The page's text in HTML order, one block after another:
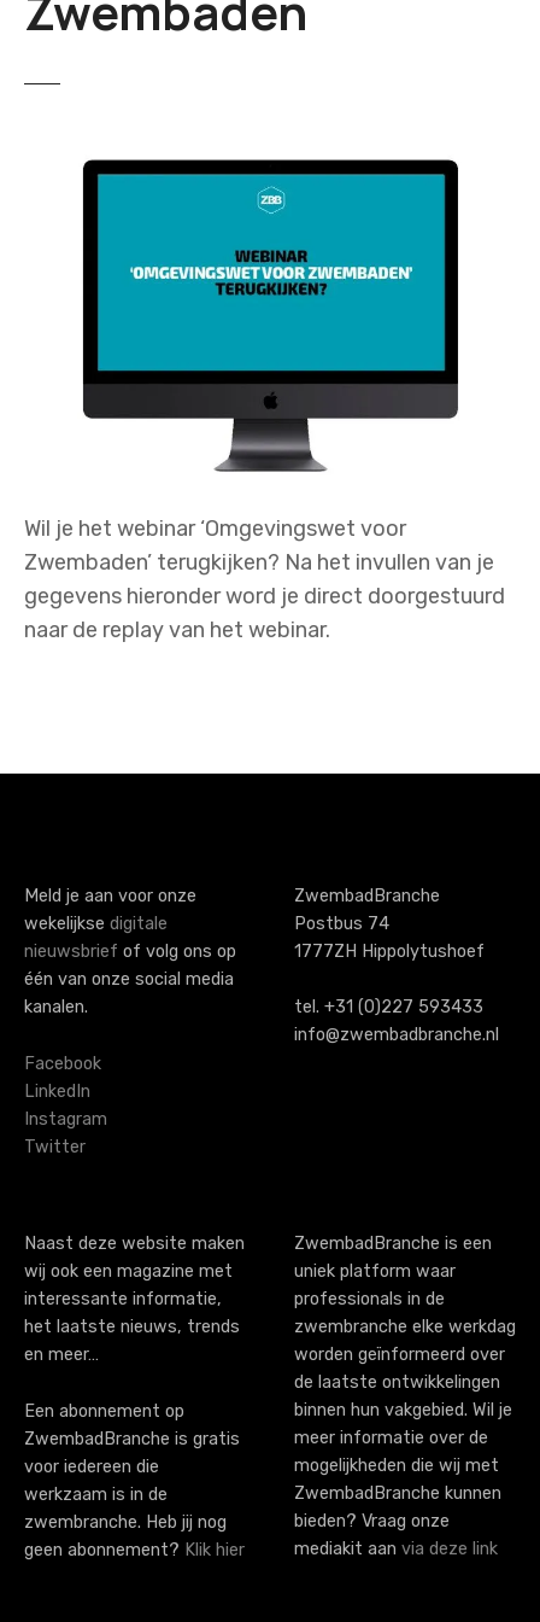
Wil je het webinar ‘Omgevingswet voor
Zwembaden’ terugkijken? Na het invullen van je
gegevens hieronder word je direct doorgestuurd
naar de replay van het webinar.
Meld je aan voor onze
wekelijkse digitale
nieuwsbrief of volg ons op
één van onze social media
kanalen.
Facebook
LinkedIn
Instagram
Twitter
ZwembadBranche
Postbus 74
1777ZH Hippolytushoef
tel. +31 (0)227 593433
info@zwembadbranche.nl
Naast deze website maken
wij ook een magazine met
interessante informatie,
het laatste nieuws, trends
en meer…
Een abonnement op
ZwembadBranche is gratis
voor iedereen die
werkzaam is in de
zwembranche. Heb jij nog
geen abonnement? Klik hier
ZwembadBranche is een
uniek platform waar
professionals in de
zwembranche elke werkdag
worden geïnformeerd over
de laatste ontwikkelingen
binnen hun vakgebied. Wil je
meer informatie over de
mogelijkheden die wij met
ZwembadBranche kunnen
bieden? Vraag onze
mediakit aan via deze link